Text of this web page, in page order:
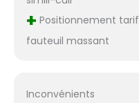
+ Positionnement
fauteuil massant
Inconvénients